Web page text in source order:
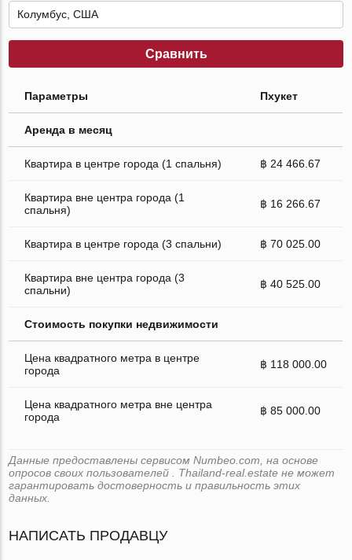
Сравнить
Параметры Пхукет
Аренда в месяц
Квартира в центре города (1 спальня) ฿ 24 466.67
Квартира вне центра города (1
спальня)
฿ 16 266.67
Квартира в центре города (3 спальни) ฿ 70 025.00
Квартира вне центра города (3
спальни)
฿ 40 525.00
Стоимость покупки недвижимости
Цена квадратного метра в центре
города
฿ 118 000.00
Цена квадратного метра вне центра
города
฿ 85 000.00
Данные предоставлены сервисом Numbeo.com, на основе
опросов своих пользователей . Thailand-real.estate не может
гарантировать достоверность и правильность этих
данных.
НАПИСАТЬ ПРОДАВЦУ